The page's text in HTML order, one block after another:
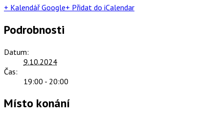
+ Kalendář Google+ Přidat do iCalendar
Podrobnosti
Datum:
9.10.2024
Čas:
19:00 - 20:00
Místo konání